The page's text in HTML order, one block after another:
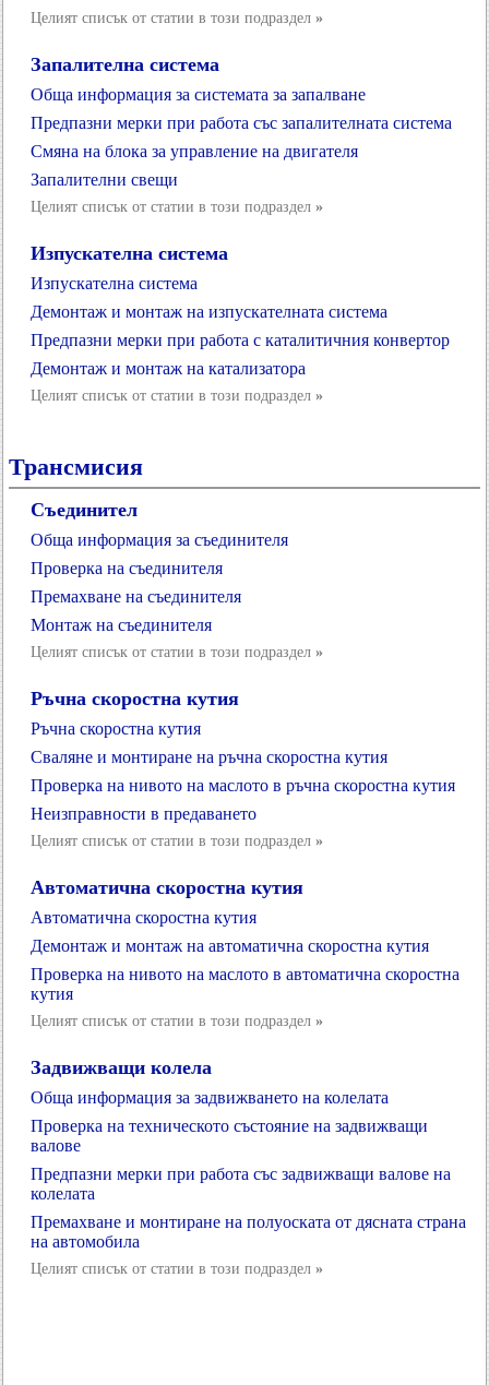
Целият списък от статии в този подраздел »
Запалителна система
Обща информация за системата за запалване
Предпазни мерки при работа със запалителната система
Смяна на блока за управление на двигателя
Запалителни свещи
Целият списък от статии в този подраздел »
Изпускателна система
Изпускателна система
Демонтаж и монтаж на изпускателната система
Предпазни мерки при работа с каталитичния конвертор
Демонтаж и монтаж на катализатора
Целият списък от статии в този подраздел »
Трансмисия
Съединител
Обща информация за съединителя
Проверка на съединителя
Премахване на съединителя
Монтаж на съединителя
Целият списък от статии в този подраздел »
Ръчна скоростна кутия
Ръчна скоростна кутия
Сваляне и монтиране на ръчна скоростна кутия
Проверка на нивото на маслото в ръчна скоростна кутия
Неизправности в предаването
Целият списък от статии в този подраздел »
Автоматична скоростна кутия
Автоматична скоростна кутия
Демонтаж и монтаж на автоматична скоростна кутия
Проверка на нивото на маслото в автоматична скоростна
кутия
Целият списък от статии в този подраздел »
Задвижващи колела
Обща информация за задвижването на колелата
Проверка на техническото състояние на задвижващи
валове
Предпазни мерки при работа със задвижващи валове на
колелата
Премахване и монтиране на полуоската от дясната страна
на автомобила
Целият списък от статии в този подраздел »